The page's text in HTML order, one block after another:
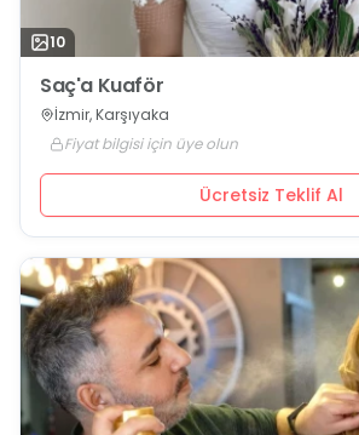
10
Saç'a Kuaför
İzmir, Karşıyaka
Fiyat bilgisi için üye olun
Ücretsiz Teklif Al